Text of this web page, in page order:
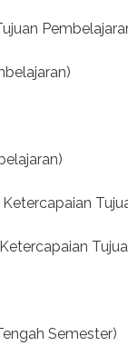
Ketercapaian
Semester)